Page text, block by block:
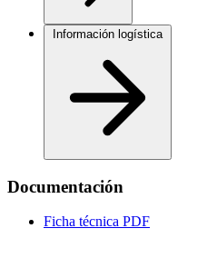
Documentación
Ficha técnica PDF